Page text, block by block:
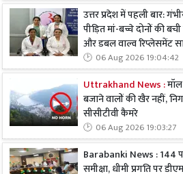
उत्तर प्रदेश में पहली बार:
पीड़ित मां-बच्चे दोनों की
और डबल वाल्व रिप्लेसमेंट
06 Aug 2026 19:04:42
Uttrakhand News :मॉल
बजाने वालों की खैर नहीं,
सीसीटीवी कैमरे
06 Aug 2026 19:03:27
Barabanki News : 144
समीक्षा, धीमी प्रगति पर